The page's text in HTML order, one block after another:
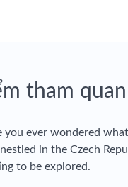
tham quan
you ever wondered
in the Czech
to be explored.